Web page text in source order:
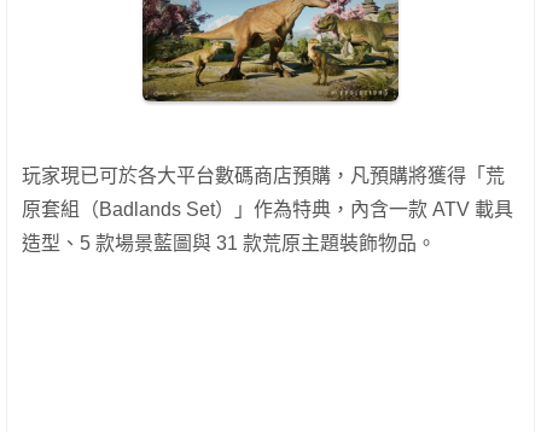
玩家現已可於各大平台數碼商店預購，凡預購將獲得「荒
原套組（Badlands Set）」作為特典，內含一款 ATV 載具
造型、5 款場景藍圖與 31 款荒原主題裝飾物品。